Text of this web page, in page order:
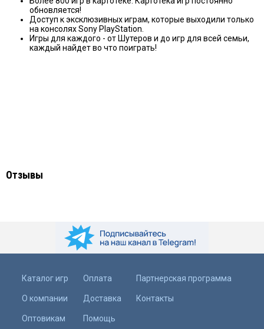
обновляется!
Доступ к эксклюзивных играм, которые выходили только
на консолях Sony PlayStation.
Игры для каждого - от Шутеров и до игр для всей семьи,
каждый найдет во что поиграть!
Отзывы
Каталог игр
О компании
Оптовикам
Оплата
Доставка
Помощь
Партнерская программа
Контакты